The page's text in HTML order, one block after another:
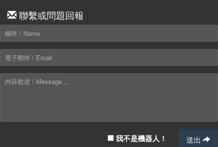
聯繫或問題回報
我不是機器人！ 送出